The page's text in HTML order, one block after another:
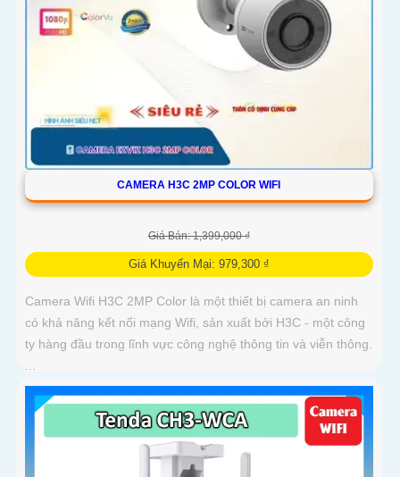
CAMERA H3C 2MP COLOR WIFI
Giá Bán: 1,399,000 ₫
Giá Khuyến Mại: 979,300 ₫
Camera Wifi H3C 2MP Color là một thiết bị camera an ninh
có khả năng kết nối mạng Wifi, sản xuất bởi H3C - một công
ty hàng đầu trong lĩnh vực công nghệ thông tin và viễn thông.